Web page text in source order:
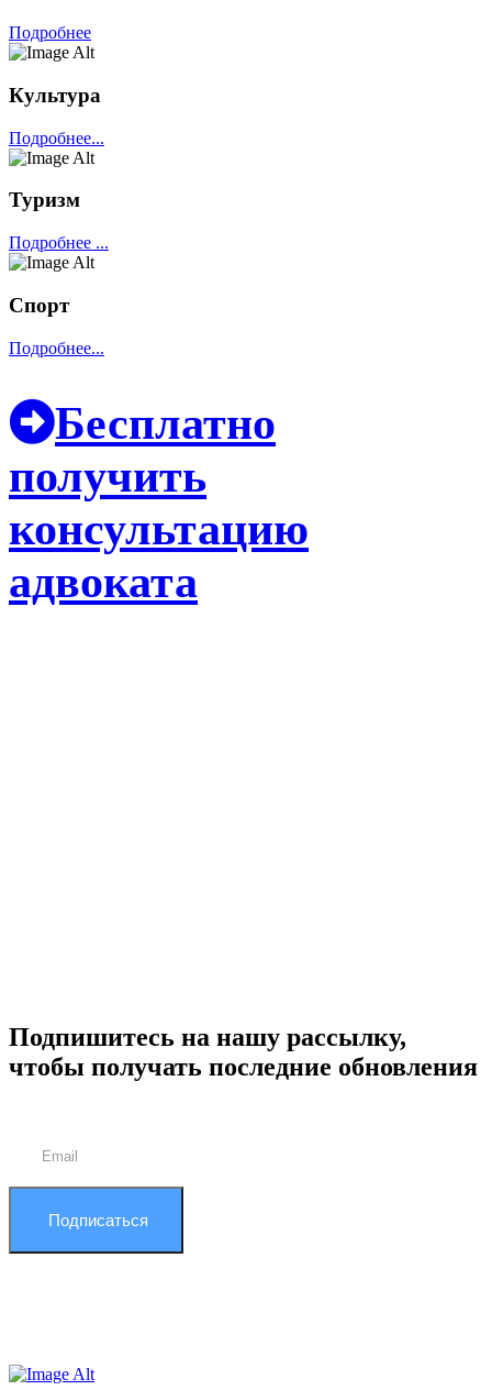
Подробнее
Культура
Подробнее...
Туризм
Подробнее ...
Спорт
Подробнее...
Бесплатно
получить
консультацию
адвоката
Подпишитесь на нашу рассылку,
чтобы получать последние обновления
Подписаться